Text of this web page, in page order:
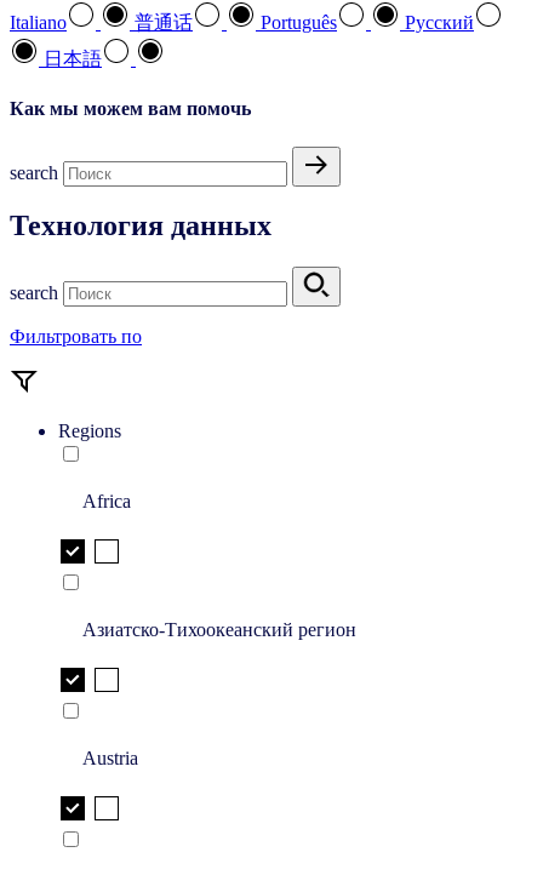
Italiano
普通话 Português
Pусский
日本語
Как мы можем вам помочь
search
Технология данных
search
Фильтровать по
Regions
Africa
Азиатско-Тихоокеанский регион
Austria